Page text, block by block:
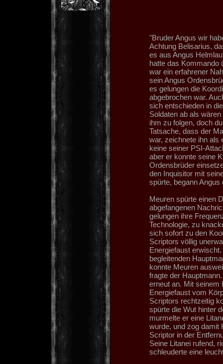
"Bruder Angus wir
Achtung Belisarius,
es aus Angus
hatte das Kommando
war ein erfahrener
sein Angus
es gelungen die
abgebrochen war.
sich entschieden in
Soldaten ab als
ihm zu folgen, doch
Tatsache, dass der
war, zeichnete ihn als
keine seiner PSI-
aber er konnte seine
Ordensbrüder
den Inquisitor mit
spürte, begann
Meuren spürte einen
abgefangenen
gelungen ihre
Technologie, zu
sich sofort zu den
Scriptors völlig
Energiefaust
begleitenden
konnte Meuren
fragte der
erneut an. Mit seinem
Energiefaust vom
Scriptors rechtzeitig
spürte die Wut hinter
murmelte er eine
wurde, und zog damit
Scriptor in der
Seine Litanei rufend,
schleuderte eine